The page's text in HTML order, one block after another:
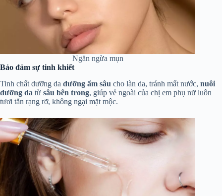
Ngăn ngừa mụn
Bảo đảm sự tinh khiết
Tinh chất dưỡng da dưỡng ẩm sâu cho làn da, tránh mất nước, nuôi
dưỡng da từ sâu bên trong, giúp vẻ ngoài của chị em phụ nữ luôn
tươi tắn rạng rỡ, không ngại mặt mộc.